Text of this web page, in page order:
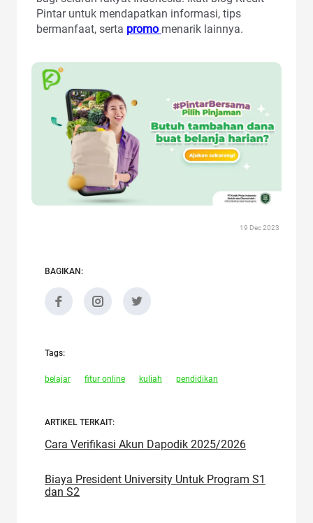
Pintar untuk mendapatkan informasi, tips
bermanfaat, serta promo menarik lainnya.
19 Dec 2023
BAGIKAN:
Tags:
belajar fitur online kuliah pendidikan
ARTIKEL TERKAIT:
Cara Verifikasi Akun Dapodik 2025/2026
Biaya President University Untuk Program S1
dan S2